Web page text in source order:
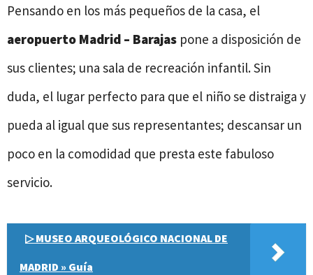
Pensando en los más pequeños de la casa, el
aeropuerto Madrid – Barajas pone a disposición de
sus clientes; una sala de recreación infantil. Sin
duda, el lugar perfecto para que el niño se distraiga y
pueda al igual que sus representantes; descansar un
poco en la comodidad que presta este fabuloso
servicio.
▷ MUSEO ARQUEOLÓGICO NACIONAL DE
MADRID » Guía